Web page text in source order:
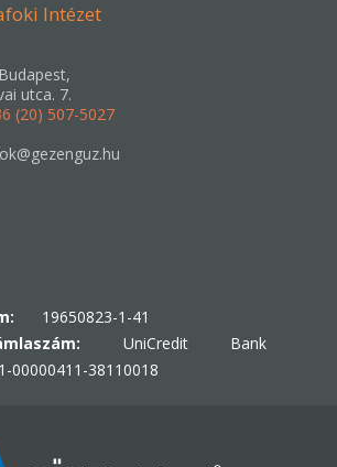
Intézet
utca. 7.
(20) 507-5027
19650823-1-41
UniCredit Bank
00000411-38110018